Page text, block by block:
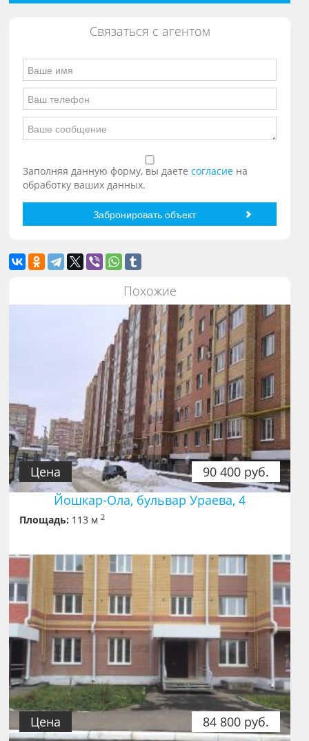
Связаться с агентом
Заполняя данную форму, вы даетесогласие на
обработку ваших данных.
Похожие
90 400 руб.
Цена
Йошкар-Ола, бульвар Ураева, 4
Площадь: 113 м2
84 800 руб.
Цена